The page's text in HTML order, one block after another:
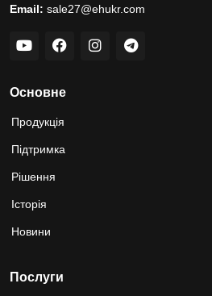
Email: sale27@ehukr.com
Основне
Продукція
Підтримка
Рішення
Історія
Новини
Послуги